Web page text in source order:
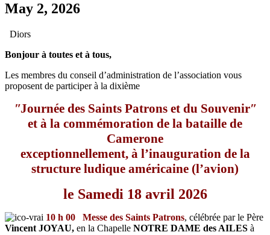
May 2, 2026
Diors
Bonjour à toutes et à tous,
Les membres du conseil d’administration de l’association vous
proposent de participer à la dixième
ʺJournée des Saints Patrons et du Souvenirʺ
et à la commémoration de la bataille de
Camerone
exceptionnellement, à l’inauguration de la
structure ludique américaine (l’avion)
le Samedi 18 avril 2026
10 h 00 Messe des Saints Patrons, célébrée par le Père
Vincent JOYAU, en la Chapelle NOTRE DAME des AILES à